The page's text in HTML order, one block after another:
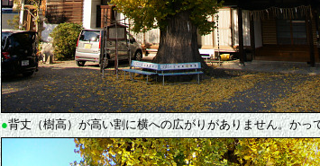
●背丈（樹高）が高い割に横への広がりがありません。かっ